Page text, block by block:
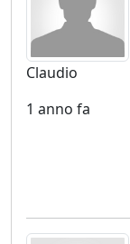
Claudio
1 anno fa